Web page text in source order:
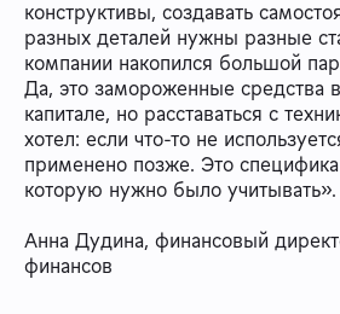
конструктивы, создавать
разных деталей нужны разные
компании накопился большой
Да, это замороженные средства
капитале, но расставаться с
хотел: если что-то не
применено позже. Это
которую нужно было учитывать».
Анна Дудина, финансовый
финансов